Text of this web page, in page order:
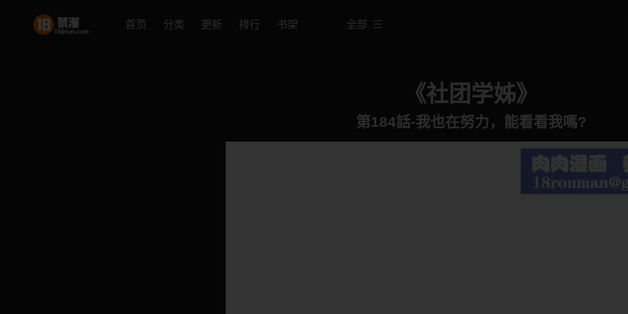
首页 分类 更新 排行 书架 全部
《社团学姊》
第184話-我也在努力，能看看我嗎?